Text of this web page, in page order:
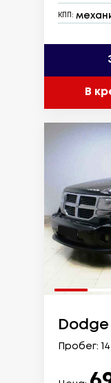
КПП:
В
Пробег: